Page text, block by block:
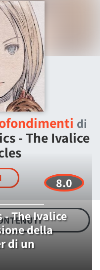
di
- The Ivalice
8.0
- The Ivalice
della
di un